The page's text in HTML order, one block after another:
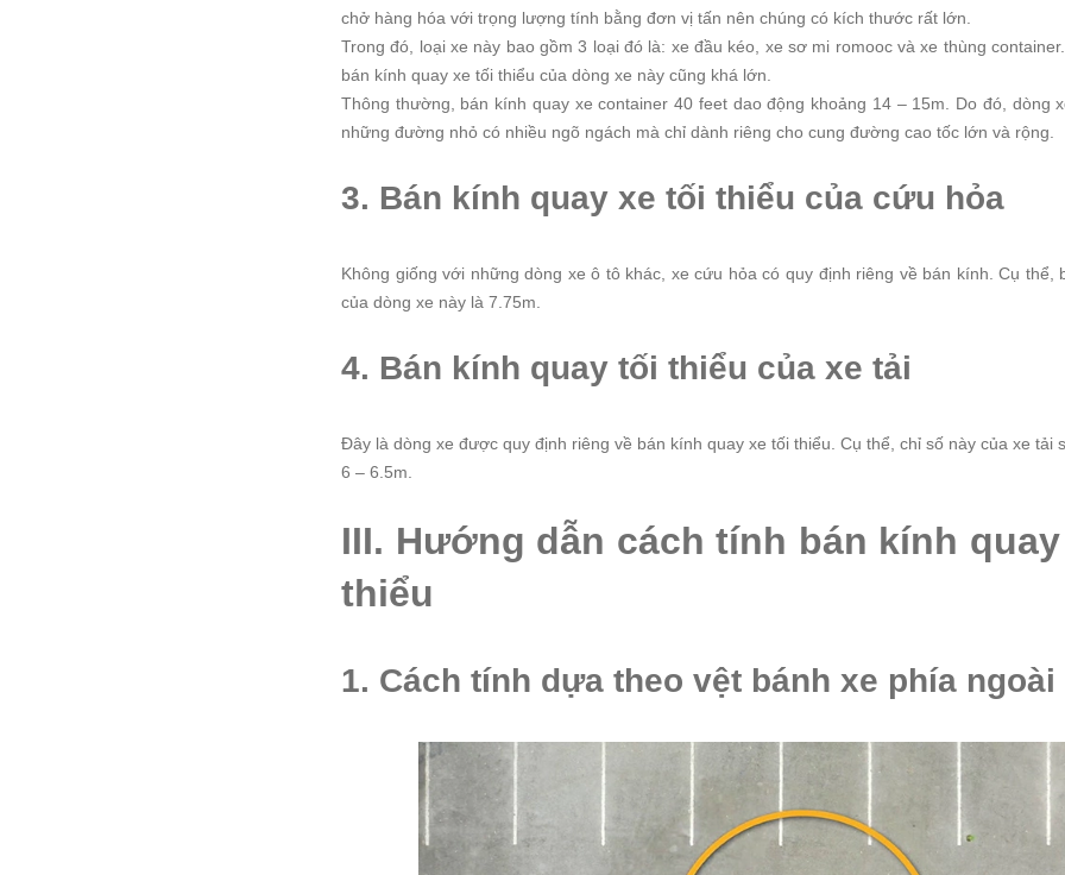
chở hàng hóa với trọng lượng tính bằng đơn vị tấn nên chúng có kích thước rất lớn.
Trong đó, loại xe này bao gồm 3 loại đó là: xe đầu kéo, xe sơ mi romooc và xe thùng container.
bán kính quay xe tối thiểu của dòng xe này cũng khá lớn.
Thông thường, bán kính quay xe container 40 feet dao động khoảng 14 – 15m. Do đó, dòng
những đường nhỏ có nhiều ngõ ngách mà chỉ dành riêng cho cung đường cao tốc lớn và rộng.
3. Bán kính quay xe tối thiểu của cứu hỏa
Không giống với những dòng xe ô tô khác, xe cứu hỏa có quy định riêng về bán kính. Cụ thể,
của dòng xe này là 7.75m.
4. Bán kính quay tối thiểu của xe tải
Đây là dòng xe được quy định riêng về bán kính quay xe tối thiểu. Cụ thể, chỉ số này của xe tải
6 – 6.5m.
III. Hướng dẫn cách tính bán kính
thiểu
1. Cách tính dựa theo vệt bánh xe phía ngoài